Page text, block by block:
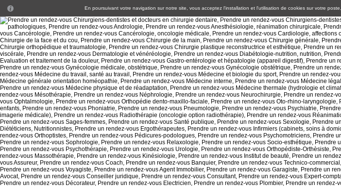
En poursuivant votre navigation sur notre site, vous acceptez l'installation et l'utilisation de cookies sur votre